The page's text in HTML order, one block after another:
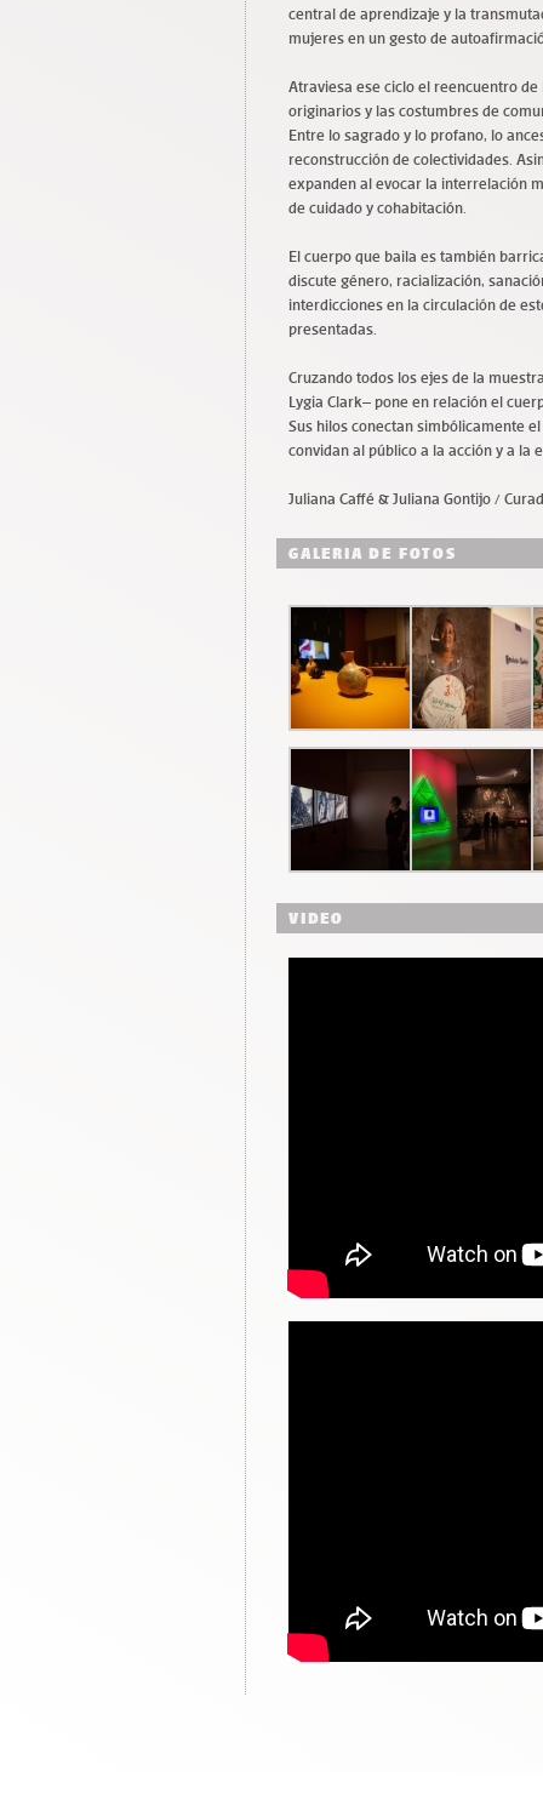
central de aprendizaje y la
mujeres en un gesto de
Atraviesa ese ciclo el reencuentro
originarios y las costumbres de
Entre lo sagrado y lo profano, lo
reconstrucción de colectividades.
expanden al evocar la interrelación
de cuidado y cohabitación.
El cuerpo que baila es también
discute género, racialización,
interdicciones en la circulación de
presentadas.
Cruzando todos los ejes de la
Lygia Clark– pone en relación el
Sus hilos conectan simbólicamente
convidan al público a la acción y a la
Juliana Caffé & Juliana Gontijo /
GALERIA DE FOTOS
VIDEO